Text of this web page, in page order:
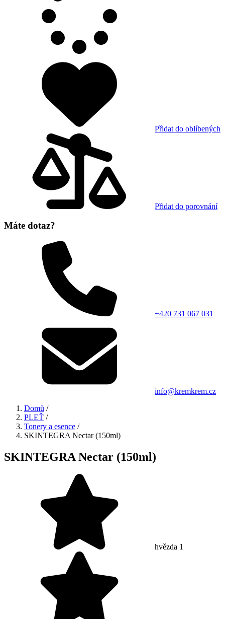
Přidat do oblíbených
Přidat do porovnání
Máte dotaz?
+420 731 067 031
info@kremkrem.cz
Domů /
PLEŤ /
Tonery a esence /
SKINTEGRA Nectar (150ml)
SKINTEGRA Nectar (150ml)
hvězda 1